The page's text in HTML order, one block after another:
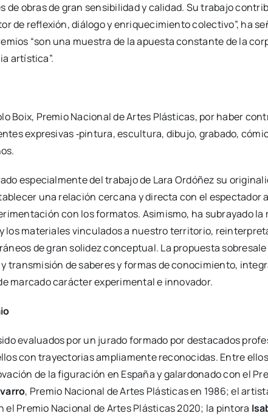
de obras de gran sen­si­bi­li­dad y cali­dad. Su tra­ba­jo
de refle­xión, diá­lo­go y enri­que­ci­mien­to colec­ti­vo”, ha
“son una mues­tra de la apues­ta cons­tan­te de la
artís­ti­ca”.
Boix, Pre­mio Nacio­nal de Artes Plás­ti­cas, por haber
expre­si­vas ‑pin­tu­ra, escul­tu­ra, dibu­jo, gra­ba­do,
espe­cial­men­te del tra­ba­jo de Lara Ordó­ñez su
una rela­ción cer­ca­na y direc­ta con el espec­ta­dor
con los for­ma­tos. Asi­mis­mo, ha sub­ra­ya­do la
los mate­ria­les vin­cu­la­dos a nues­tro terri­to­rio,
de gran soli­dez con­cep­tual. La pro­pues­ta
trans­mi­sión de sabe­res y for­mas de cono­ci­mien­to,
mar­ca­do carác­ter expe­ri­men­tal e inno­va­dor.
eva­lua­dos por un jura­do for­ma­do por des­ta­ca­dos
con tra­yec­to­rias amplia­men­te reco­no­ci­das. Entre
de la figu­ra­ción en Espa­ña y galar­do­na­do con el
, Pre­mio Nacio­nal de Artes Plás­ti­cas en 1986; el
el Pre­mio Nacio­nal de Artes Plás­ti­cas 2020; la pin­to­ra